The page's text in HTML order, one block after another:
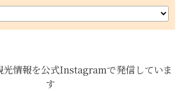
光情報を公式Instagramで発信していま
す